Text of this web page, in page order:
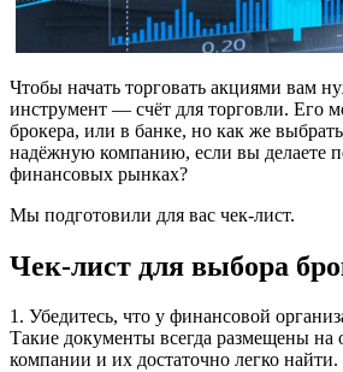
Чтобы начать торговать акциями вам
инструмент — счёт для торговли. Его
брокера, или в банке, но как же
надёжную компанию, если вы делаете
финансовых рынках?
Мы подготовили для вас чек-лист.
Чек-лист для выбора
1. Убедитесь, что у финансовой
Такие документы всегда размещены на
компании и их достаточно легко найти.